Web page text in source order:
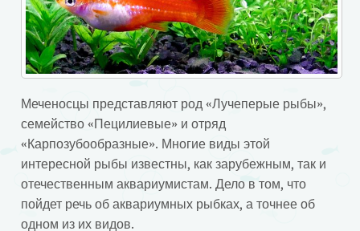
Меченосцы представляют род «Лучеперые рыбы»,
семейство «Пецилиевые» и отряд
«Карпозубообразные». Многие виды этой
интересной рыбы известны, как зарубежным, так и
отечественным аквариумистам. Дело в том, что
пойдет речь об аквариумных рыбках, а точнее об
одном из их видов.